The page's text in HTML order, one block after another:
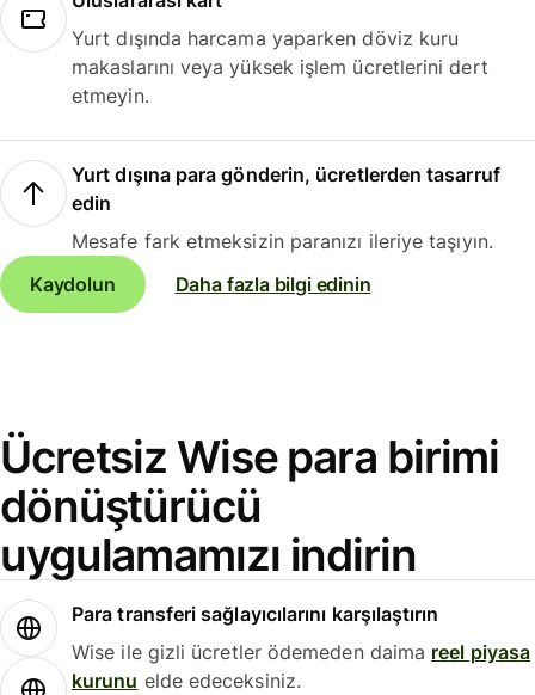
Yurt dışında harcama yaparken döviz kuru
makaslarını veya yüksek işlem ücretlerini dert
etmeyin.
Yurt dışına para gönderin, ücretlerden tasarruf
edin
Mesafe fark etmeksizin paranızı ileriye taşıyın.
Kaydolun
Daha fazla bilgi edinin
Ücretsiz Wise para birimi
dönüştürücü
uygulamamızı indirin
Para transferi sağlayıcılarını karşılaştırın
Wise ile gizli ücretler ödemeden daima reel piyasa
kurunu elde edeceksiniz.